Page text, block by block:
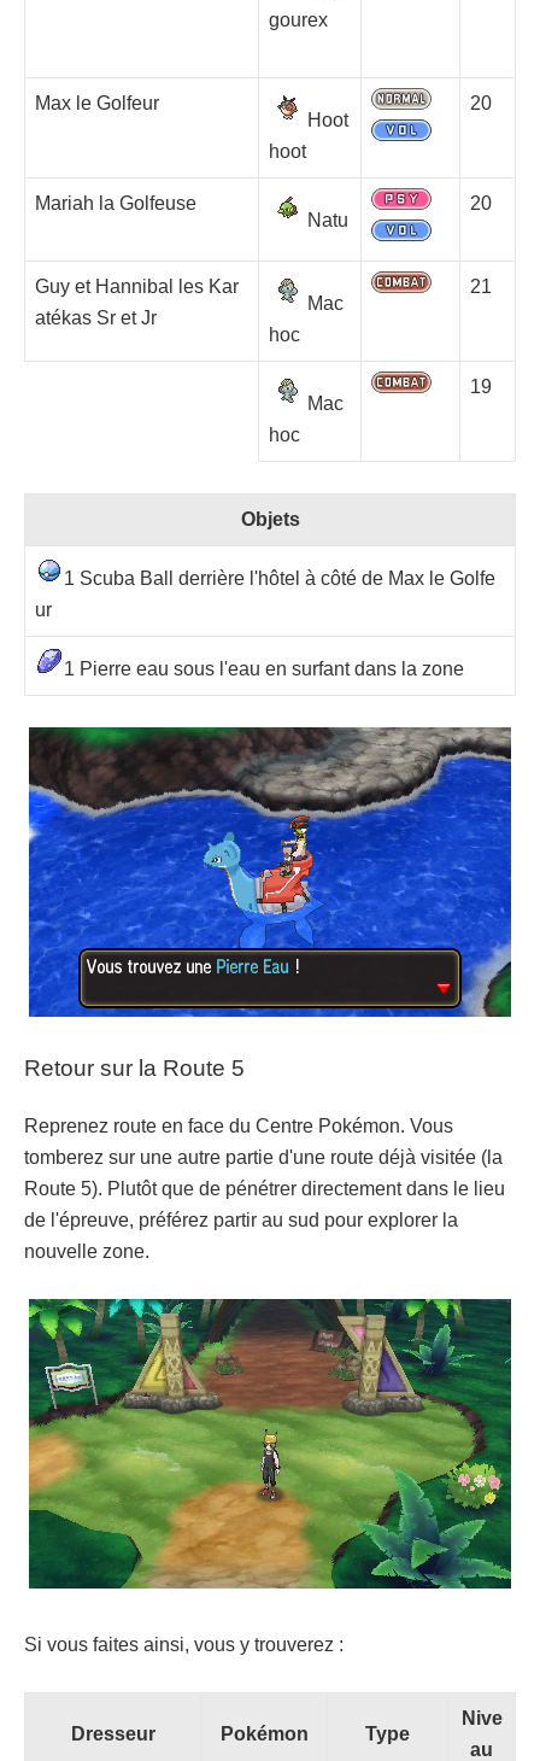
gourex
Max le Golfeur
Hoot
hoot
20
Mariah la Golfeuse
Natu
20
Guy et Hannibal les Kar
atékas Sr et Jr
Mac
hoc
21
Mac
hoc
19
Objets
1 Scuba Ball derrière l'hôtel à côté de Max le Golfe
ur
1 Pierre eau sous l'eau en surfant dans la zone
Retour sur la Route 5
Reprenez route en face du Centre Pokémon. Vous
tomberez sur une autre partie d'une route déjà visitée (la
Route 5). Plutôt que de pénétrer directement dans le lieu
de l'épreuve, préférez partir au sud pour explorer la
nouvelle zone.
Si vous faites ainsi, vous y trouverez :
Dresseur Pokémon Type
Nive
au